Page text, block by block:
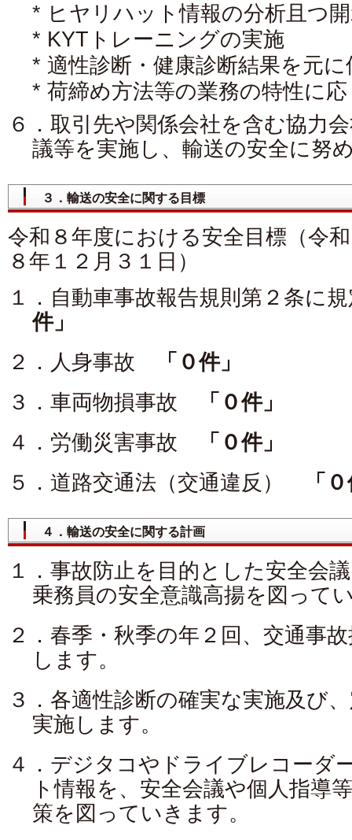
* ヒヤリハット情報の分析且つ
* KYTトレーニングの実施
* 適性診断・健康診断結果を元
* 荷締め方法等の業務の特性に
６．取引先や関係会社を含む協力
議等を実施し、輸送の安全に努
３．輸送の安全に関する目標
令和８年度における安全目標（令
８年１２月３１日）
１．自動車事故報告規則第２条に
件」
２．人身事故
「０件」
３．車両物損事故
「０件」
４．労働災害事故
「０件」
５．道路交通法（交通違反）
「
４．輸送の安全に関する計画
１．事故防止を目的とした安全会
乗務員の安全意識高揚を図って
２．春季・秋季の年２回、交通事
します。
３．各適性診断の確実な実施及び
実施します。
４．デジタコやドライブレコーダ
ト情報を、安全会議や個人指導
策を図っていきます。